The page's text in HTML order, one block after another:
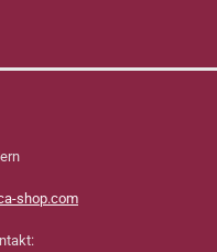
shop.com